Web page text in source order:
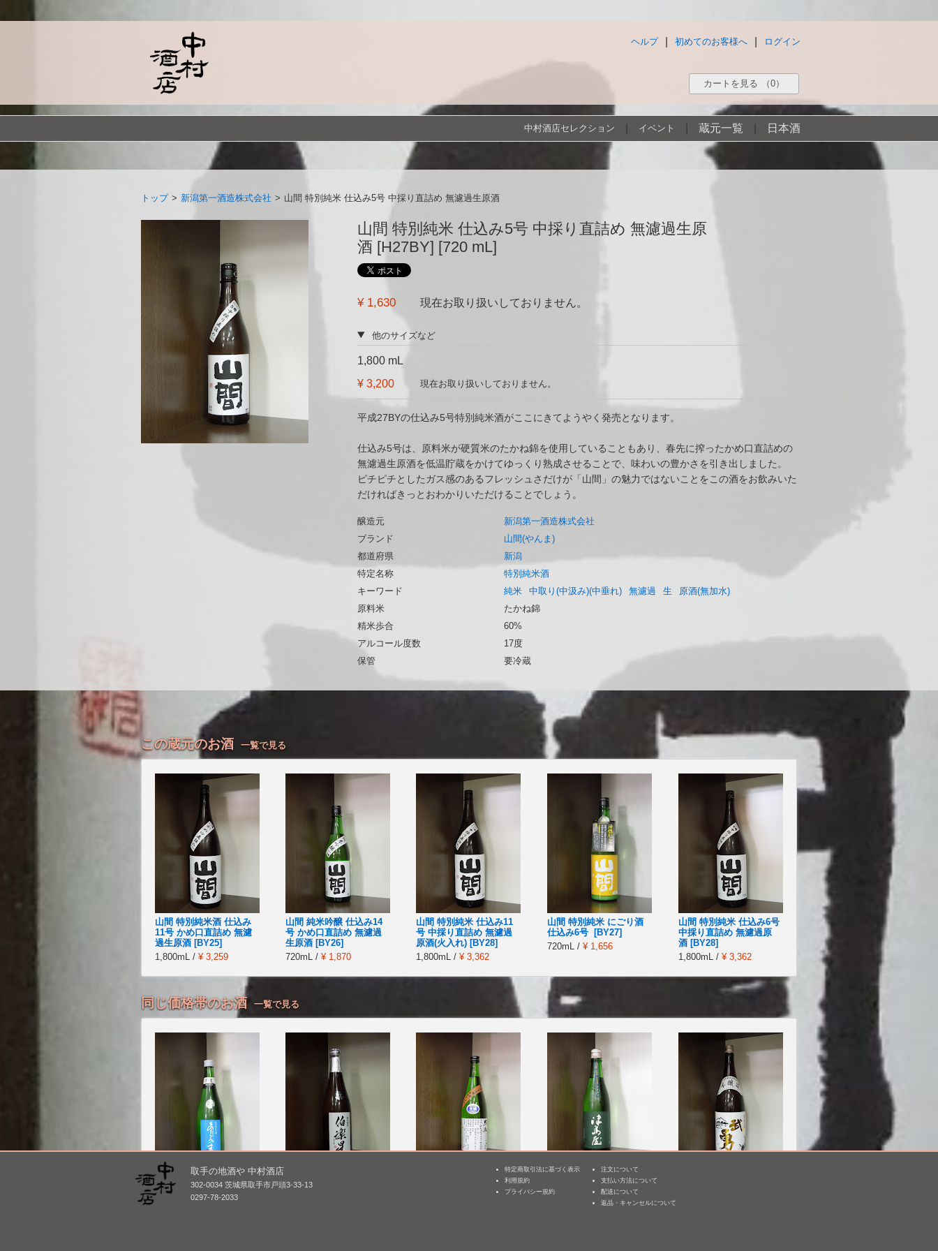
ログイン
初めてのお客様へ
ヘルプ
カートを見る （0）
中村酒店セレクション イベント 蔵元一覧 日本酒
トップ > 新潟第一酒造株式会社 > 山間 特別純米 仕込み5号 中採り直詰め 無濾過生原酒
山間 特別純米 仕込み5号 中採り直詰め 無濾過生原
酒 [H27BY] [720 mL]
¥ 1,630 現在お取り扱いしておりません。
他のサイズなど
1,800 mL
¥ 3,200
現在お取り扱いしておりません。
平成27BYの仕込み5号特別純米酒がここにきてようやく発売となります。
仕込み5号は、原料米が硬質米のたかね錦を使用していることもあり、春先に搾ったかめ口直詰めの
無濾過生原酒を低温貯蔵をかけてゆっくり熟成させることで、味わいの豊かさを引き出しました。
ピチピチとしたガス感のあるフレッシュさだけが「山間」の魅力ではないことをこの酒をお飲みいた
だければきっとおわかりいただけることでしょう。
醸造元
新潟第一酒造株式会社
ブランド
山間(やんま)
都道府県
新潟
特定名称
特別純米酒
キーワード
純米 中取り(中汲み)(中垂れ) 無濾過 生
原酒(無加水)
原料米
たかね錦
精米歩合
60%
アルコール度数
17度
保管
要冷蔵
この蔵元のお酒 一覧で見る
山間 特別純米酒 仕込み
11号 かめ口直詰め 無濾
過生原酒 [BY25]
1,800mL / ¥ 3,259
山間 純米吟醸 仕込み14
号 かめ口直詰め 無濾過
生原酒 [BY26]
720mL / ¥ 1,870
山間 特別純米 仕込み11
号 中採り直詰め 無濾過
原酒(火入れ) [BY28]
1,800mL / ¥ 3,362
山間 特別純米 にごり酒
仕込み6号 [BY27]
720mL / ¥ 1,656
山間 特別純米 仕込み6号
中採り直詰め 無濾過原
酒 [BY28]
1,800mL / ¥ 3,362
同じ価格帯のお酒 一覧で見る
あたごのまつ 限定 純米
吟醸 おりがらみ 本
生 [BY26]
伯楽星 特別純米
久礼 純米吟醸 無濾過生
原酒 槽口直詰 [BY25]
津島屋 純米酒 契約栽培
山田錦 無濾過生原
取手の地酒や 中村酒店
302-0034 茨城県取手市戸頭3-33-13
0297-78-2033
特定商取引法に基づく表示
利用規約
プライバシー規約
注文について
支払い方法について
配送について
返品・キャンセルについて